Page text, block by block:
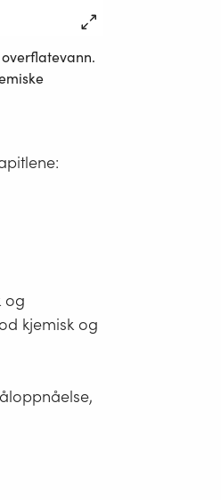
og
kjemisk og